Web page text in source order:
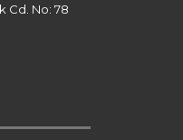
Cd. No: 78